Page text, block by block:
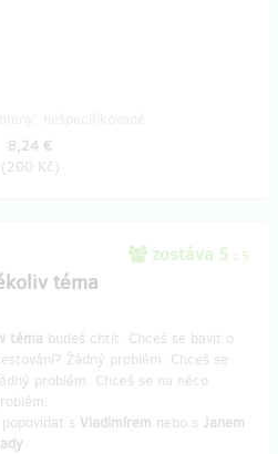
8,24 €
(200 Kč)
zostáva 5 z 5
téma
téma budeš chtít. Chceš se bavit o
Žádný problém. Chceš se
problém. Chceš se na něco
s Vladimírem nebo s Janem
.